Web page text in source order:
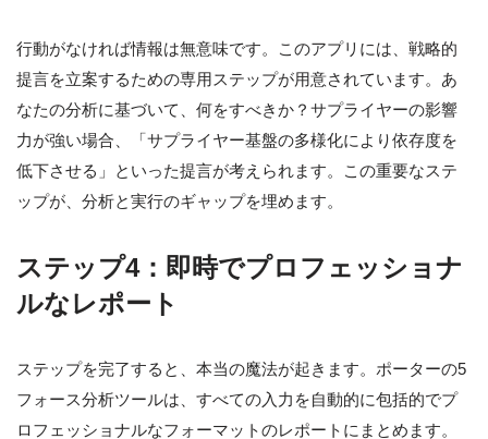
行動がなければ情報は無意味です。このアプリには、戦略的
提言を立案するための専用ステップが用意されています。あ
なたの分析に基づいて、何をすべきか？サプライヤーの影響
力が強い場合、「サプライヤー基盤の多様化により依存度を
低下させる」といった提言が考えられます。この重要なステ
ップが、分析と実行のギャップを埋めます。
ステップ4：即時でプロフェッショナ
ルなレポート
ステップを完了すると、本当の魔法が起きます。ポーターの5
フォース分析ツールは、すべての入力を自動的に包括的でプ
ロフェッショナルなフォーマットのレポートにまとめます。